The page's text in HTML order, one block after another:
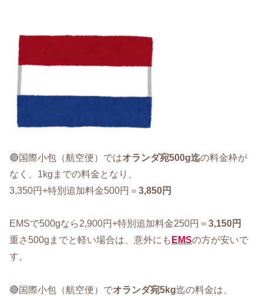
🔴国際小包（航空便）ではオランダ宛500g迄の料金枠が
なく、1kgまでの料金となり、
3,350円+特別追加料金500円＝ 3,850円
EMSで500gなら2,900円+特別追加料金250円＝ 3,150円
重さ500gまでと軽い場合は、意外にも EMSの方が安いで
す。
🔴国際小包（航空便）でオランダ宛5kg迄の料金は、